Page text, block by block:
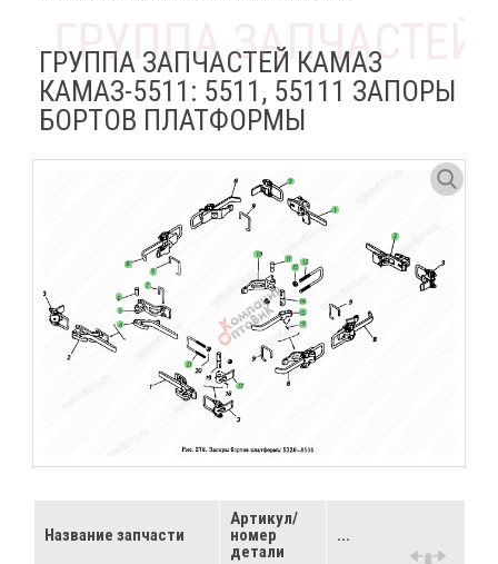
ГРУППА ЗАПЧАСТЕЙ КАМАЗ
КАМАЗ-5511: 5511, 55111 ЗАПОРЫ
БОРТОВ ПЛАТФОРМЫ
Название запчасти
Артикул/
номер
детали
...